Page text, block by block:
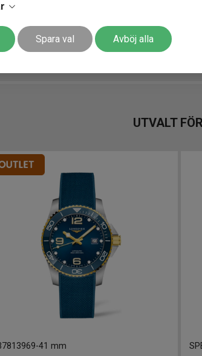
Spara val Avböj alla
I.N.O.X. Auto 41mm
600kr
Finns i lager
UTVALT
-41 mm